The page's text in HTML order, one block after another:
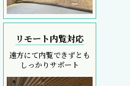
リモート内覧対応
遠方にて内覧できずとも
しっかりサポート